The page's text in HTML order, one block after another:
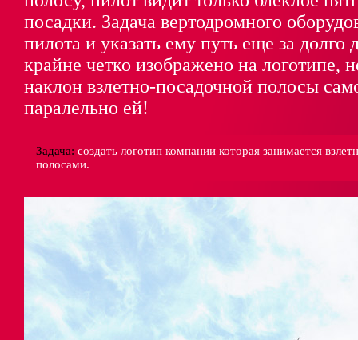
посадки. Задача вертодромного
пилота и указать ему путь еще за долго
крайне четко изображено на логотипе,
наклон взлетно-посадочной полосы
паралельно ей!
Задача: создать логотип компании которая занимается
полосами.